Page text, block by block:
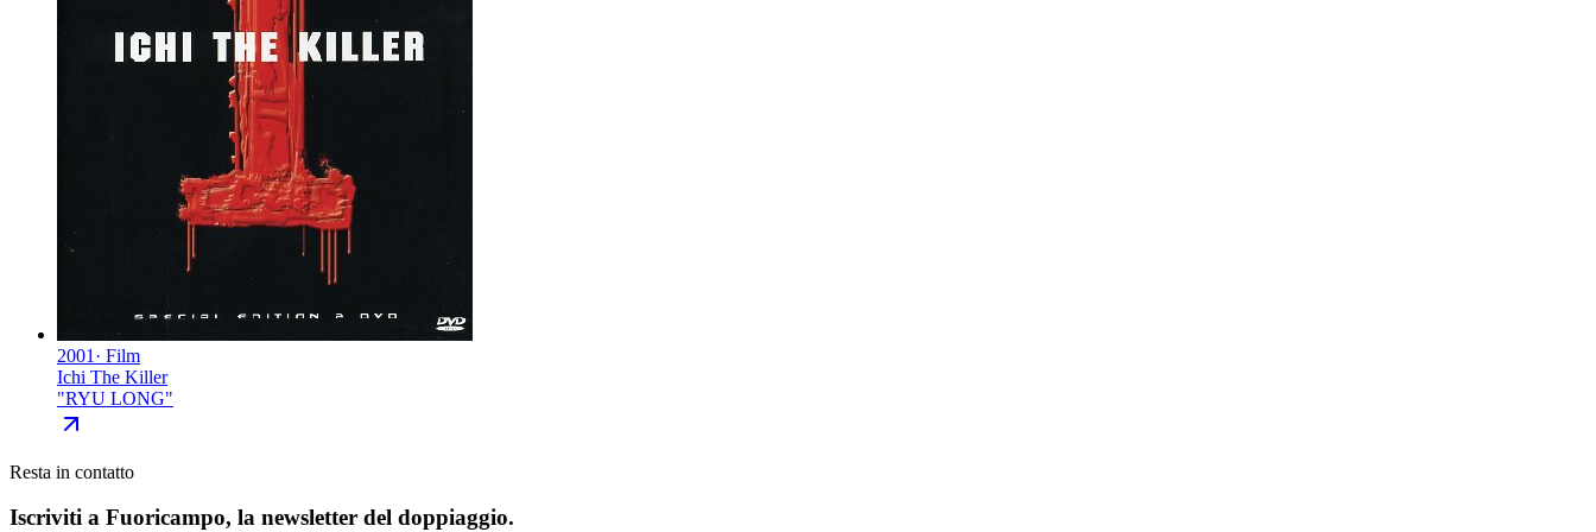
2001 · Film
Ichi The Killer
"RYU LONG"
Resta in contatto
Iscriviti a Fuoricampo, la newsletter del doppiaggio.